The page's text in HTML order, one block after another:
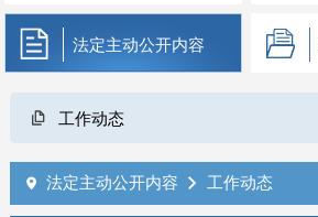
法定主动公开内容
工作动态
 法定主动公开内容  工作动态